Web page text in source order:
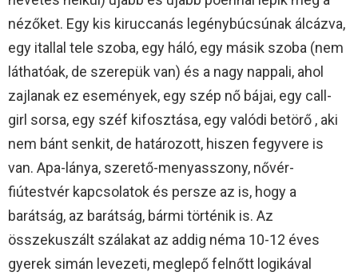
nézőket. Egy kis kiruccanás legénybúcsúnak álcázva,
egy itallal tele szoba, egy háló, egy másik szoba (nem
láthatóak, de szerepük van) és a nagy nappali, ahol
zajlanak ez események, egy szép nő bájai, egy call-
girl sorsa, egy széf kifosztása, egy valódi betörő , aki
nem bánt senkit, de határozott, hiszen fegyvere is
van. Apa-lánya, szerető-menyasszony, nővér-
fiútestvér kapcsolatok és persze az is, hogy a
barátság, az barátság, bármi történik is. Az
összekuszált szálakat az addig néma 10-12 éves
gyerek simán levezeti, meglepő felnőtt logikával